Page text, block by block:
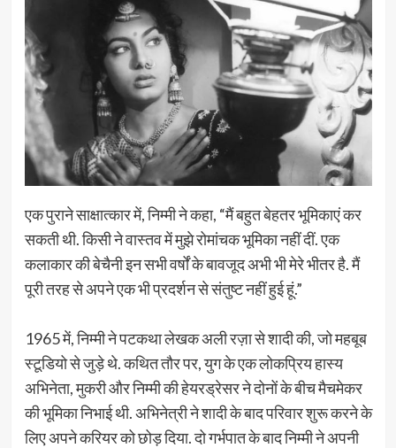
एक पुराने साक्षात्कार में, निम्मी ने कहा, “मैं बहुत बेहतर भूमिकाएं कर
सकती थी. किसी ने वास्तव में मुझे रोमांचक भूमिका नहीं दीं. एक
कलाकार की बेचैनी इन सभी वर्षों के बावजूद अभी भी मेरे भीतर है. मैं
पूरी तरह से अपने एक भी प्रदर्शन से संतुष्ट नहीं हुई हूं.”
1965 में, निम्मी ने पटकथा लेखक अली रज़ा से शादी की, जो महबूब
स्टूडियो से जुड़े थे. कथित तौर पर, युग के एक लोकप्रिय हास्य
अभिनेता, मुकरी और निम्मी की हेयरड्रेसर ने दोनों के बीच मैचमेकर
की भूमिका निभाई थी. अभिनेत्री ने शादी के बाद परिवार शुरू करने के
लिए अपने करियर को छोड़ दिया. दो गर्भपात के बाद निम्मी ने अपनी